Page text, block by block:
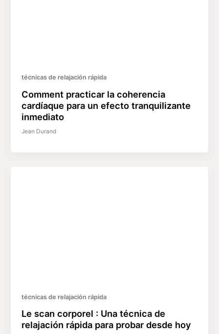
técnicas de relajación rápida
Comment practicar la coherencia
cardíaque para un efecto tranquilizante
inmediato
Jean Durand
técnicas de relajación rápida
Le scan corporel : Una técnica de
relajación rápida para probar desde hoy